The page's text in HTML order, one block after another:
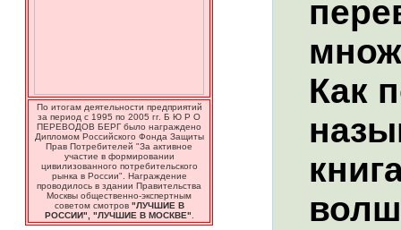
По итогам деятельности предприятий
за период с 1995 по 2005 гг. Б Ю Р О
ПЕРЕВОДОВ БЕРГ было награждено
Дипломом Российского Фонда Защиты
Прав Потребителей "За активное
участие в формировании
цивилизованного потребительского
рынка в России". Награждение
проводилось в здании Правительства
Москвы общественно-экспертным
советом смотров "ЛУЧШИЕ В
РОССИИ", "ЛУЧШИЕ В МОСКВЕ"
Как